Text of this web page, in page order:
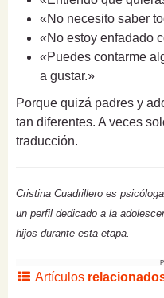
«No necesito saber
«No estoy enfadado
«Puedes contarme
a gustar.»
Porque quizá padres y
tan diferentes. A veces
traducción.
Cristina Cuadrillero es
un perfil dedicado a la
hijos durante esta etapa.
Artículos